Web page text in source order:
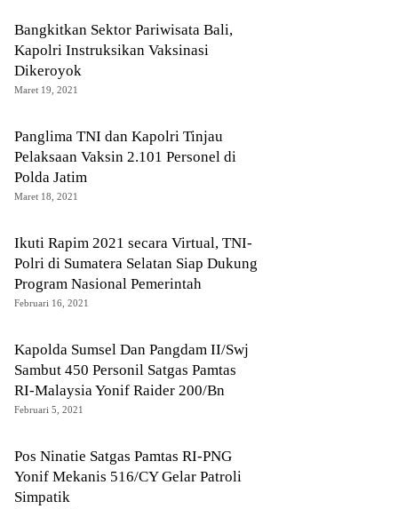
Bangkitkan Sektor Pariwisata Bali,
Kapolri Instruksikan Vaksinasi
Dikeroyok
Maret 19, 2021
Panglima TNI dan Kapolri Tinjau
Pelaksaan Vaksin 2.101 Personel di
Polda Jatim
Maret 18, 2021
Ikuti Rapim 2021 secara Virtual, TNI-
Polri di Sumatera Selatan Siap Dukung
Program Nasional Pemerintah
Februari 16, 2021
Kapolda Sumsel Dan Pangdam II/Swj
Sambut 450 Personil Satgas Pamtas
RI-Malaysia Yonif Raider 200/Bn
Februari 5, 2021
Pos Ninatie Satgas Pamtas RI-PNG
Yonif Mekanis 516/CY Gelar Patroli
Simpatik